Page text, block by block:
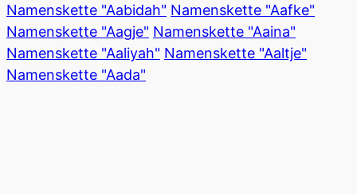
Namenskette "Aabidah" Namenskette "Aafke"
Namenskette "Aagje" Namenskette "Aaina"
Namenskette "Aaliyah" Namenskette "Aaltje"
Namenskette "Aada"